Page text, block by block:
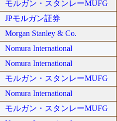
モルガン・スタンレーMUFG
JPモルガン証券
Morgan Stanley & Co.
Nomura International
Nomura International
モルガン・スタンレーMUFG
Nomura International
モルガン・スタンレーMUFG